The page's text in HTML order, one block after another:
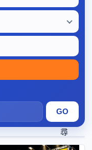
搜
尋
1
2
3
4
5
6